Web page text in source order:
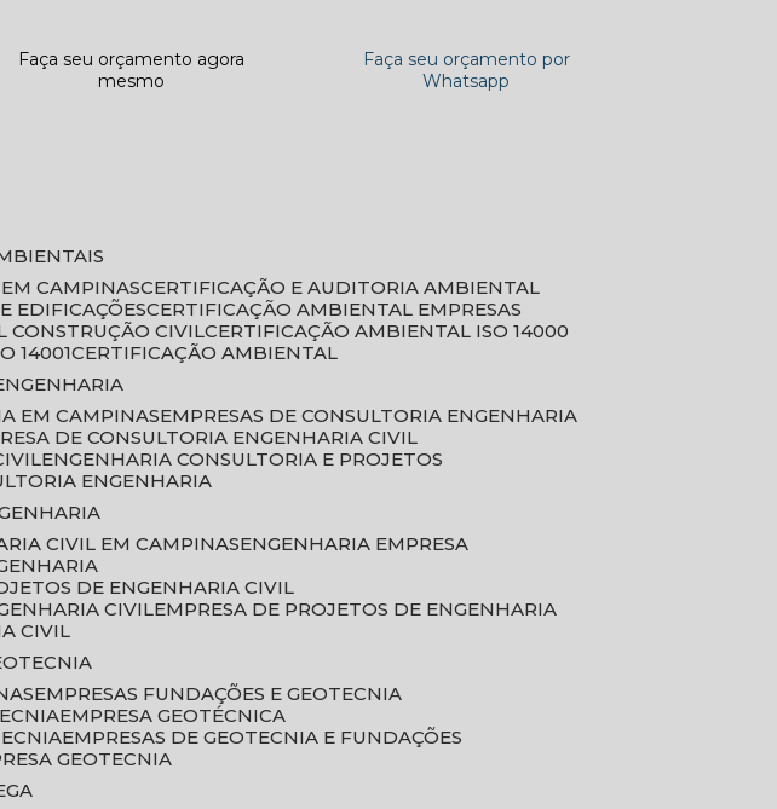
Faça seu orçamento agora
mesmo
Faça seu orçamento por
Whatsapp
CAMPINAS
CERTIFICAÇÃO E AUDITORIA AMBIENTAL
EDIFICAÇÕES
CERTIFICAÇÃO AMBIENTAL EMPRESAS
CONSTRUÇÃO CIVIL
CERTIFICAÇÃO AMBIENTAL ISO 14000
14001
CERTIFICAÇÃO AMBIENTAL
EM CAMPINAS
EMPRESAS DE CONSULTORIA ENGENHARIA
DE CONSULTORIA ENGENHARIA CIVIL
ENGENHARIA CONSULTORIA E PROJETOS
ENGENHARIA
CIVIL EM CAMPINAS
ENGENHARIA EMPRESA
DE ENGENHARIA CIVIL
CIVIL EMPRESA DE PROJETOS DE ENGENHARIA
CIVIL
EMPRESAS FUNDAÇÕES E GEOTECNIA
EMPRESA GEOTÉCNICA
EMPRESAS DE GEOTECNIA E FUNDAÇÕES
GEOTECNIA